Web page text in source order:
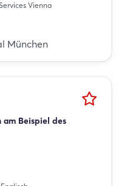
Vienna
München
am Beispiel des